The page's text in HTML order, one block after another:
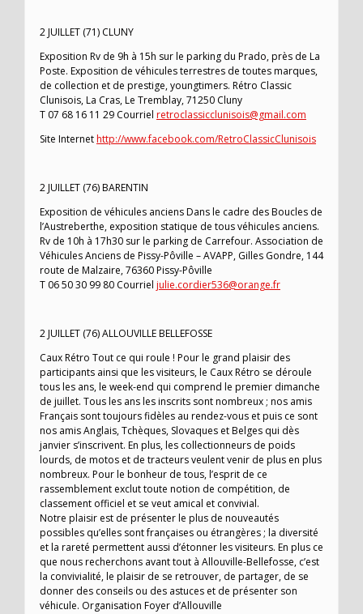
2 JUILLET (71) CLUNY
Exposition Rv de 9h à 15h sur le parking du Prado, près de La
Poste. Exposition de véhicules terrestres de toutes marques,
de collection et de prestige, youngtimers. Rétro Classic
Clunisois, La Cras, Le Tremblay, 71250 Cluny
T 07 68 16 11 29 Courriel retroclassicclunisois@gmail.com
Site Internethttp://www.facebook.com/RetroClassicClunisois
2 JUILLET (76) BARENTIN
Exposition de véhicules anciens Dans le cadre des Boucles de
l’Austreberthe, exposition statique de tous véhicules anciens.
Rv de 10h à 17h30 sur le parking de Carrefour. Association de
Véhicules Anciens de Pissy-Pôville – AVAPP, Gilles Gondre, 144
route de Malzaire, 76360 Pissy-Pôville
T 06 50 30 99 80 Courriel julie.cordier536@orange.fr
2 JUILLET (76) ALLOUVILLE BELLEFOSSE
Caux Rétro Tout ce qui roule ! Pour le grand plaisir des
participants ainsi que les visiteurs, le Caux Rétro se déroule
tous les ans, le week-end qui comprend le premier dimanche
de juillet. Tous les ans les inscrits sont nombreux ; nos amis
Français sont toujours fidèles au rendez-vous et puis ce sont
nos amis Anglais, Tchèques, Slovaques et Belges qui dès
janvier s’inscrivent. En plus, les collectionneurs de poids
lourds, de motos et de tracteurs veulent venir de plus en plus
nombreux. Pour le bonheur de tous, l’esprit de ce
rassemblement exclut toute notion de compétition, de
classement officiel et se veut amical et convivial.
Notre plaisir est de présenter le plus de nouveautés
possibles qu’elles sont françaises ou étrangères ; la diversité
et la rareté permettent aussi d’étonner les visiteurs. En plus ce
que nous recherchons avant tout à Allouville-Bellefosse, c’est
la convivialité, le plaisir de se retrouver, de partager, de se
donner des conseils ou des astuces et de présenter son
véhicule. Organisation Foyer d’Allouville